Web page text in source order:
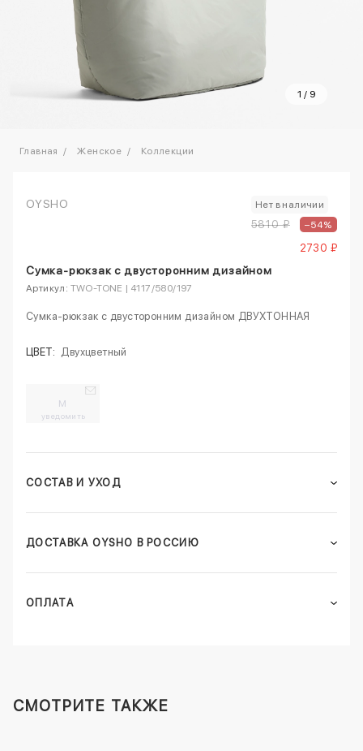
1 / 9
Главная Женское Коллекции
OYSHO Нет в наличии
5810 ₽ –54%
2730 ₽
Сумка-рюкзак с двусторонним дизайном
Артикул: TWO-TONE | 4117/580/197
Сумка-рюкзак с двусторонним дизайном ДВУХТОННАЯ
ЦВЕТ: Двухцветный
M
уведомить
СОСТАВ И УХОД
ДОСТАВКА OYSHO В РОССИЮ
ОПЛАТА
СМОТРИТЕ ТАКЖЕ